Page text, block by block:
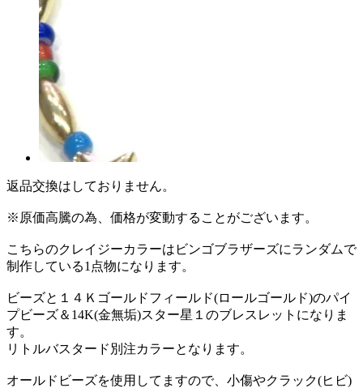
返品交換はしておりません。
※原価高騰の為、価格が変動することがございます。
こちらのクレイジーカラーはビンゴブラザーズにランダムで
制作している1点物になります。
ビーズと１４Ｋゴールドフィールド(ロールゴールド)のパイ
プビーズ＆14K(金無垢)スター星１のブレスレットになりま
す。
リトルバスタード別注カラーとなります。
オールドビーズを使用してますので、小傷やクラック(ヒビ)